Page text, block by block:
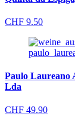
CHF 9.50
Paulo Laureano
Lda
CHF 49.90